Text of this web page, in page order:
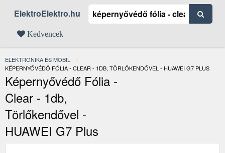
ElektroElektro.hu
Kedvencek
ELEKTRONIKA ÉS MOBIL
JELENLEGI:
KÉPERNYŐVÉDŐ FÓLIA - CLEAR - 1DB, TÖRLŐKENDŐVEL - HUAWEI G7 PLUS
Képernyővédő Fólia -
Clear - 1db,
Törlőkendővel -
HUAWEI G7 Plus